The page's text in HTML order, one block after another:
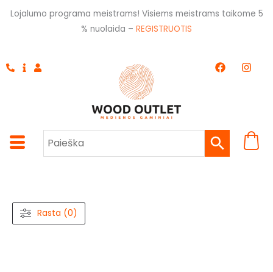
Pereiti
Lojalumo programa meistrams! Visiems meistrams taikome 5
% nuolaida – REGISTRUOTIS
F
a
k
I
n
a
m
Rasta (0)